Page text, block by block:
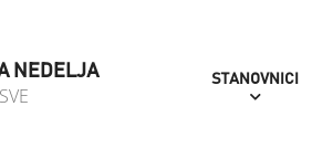
NEDELJA STANOVNICI